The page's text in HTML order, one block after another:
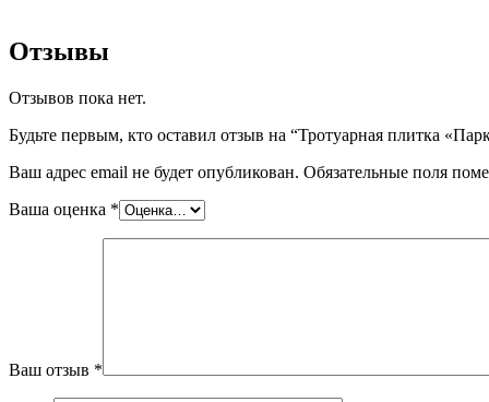
Отзывы
Отзывов пока нет.
Будьте первым, кто оставил отзыв на “Тротуарная плитка
Ваш адрес email не будет опубликован. Обязательные поля
Ваша оценка *
Ваш отзыв *